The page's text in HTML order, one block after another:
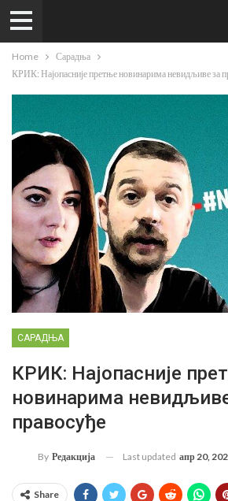
Home
Сарадња
КРИК: Најопасније претње новинарима невидљиве за
САРАДЊА
КРИК: Најопасније
новинарима
правосуђе
By Редакција Last updated апр 20,
Share